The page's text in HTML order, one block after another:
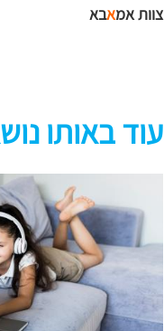
צוות אמאבא
עוד באותו